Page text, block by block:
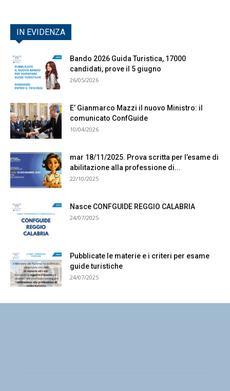
IN EVIDENZA
Bando 2026 Guida Turistica, 17000
candidati, prove il 5 giugno
26/05/2026
E’ Gianmarco Mazzi il nuovo Ministro: il
comunicato ConfGuide
10/04/2026
mar 18/11/2025. Prova scritta per l’esame di
abilitazione alla professione di...
22/10/2025
Nasce CONFGUIDE REGGIO CALABRIA
24/07/2025
Pubblicate le materie e i criteri per esame
guide turistiche
24/07/2025